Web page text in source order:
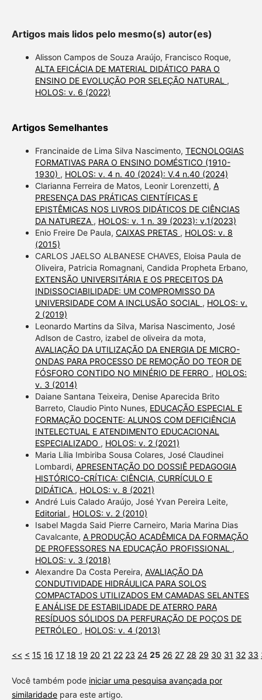
Artigos mais lidos pelo mesmo(s) autor(es)
Alisson Campos de Souza Araújo, Francisco Roque,
ALTA EFICÁCIA DE MATERIAL DIDÁTICO PARA O
ENSINO DE EVOLUÇÃO POR SELEÇÃO NATURAL ,
HOLOS: v. 6 (2022)
Artigos Semelhantes
Francinaide de Lima Silva Nascimento, TECNOLOGIAS
FORMATIVAS PARA O ENSINO DOMÉSTICO (1910-
1930) , HOLOS: v. 4 n. 40 (2024): V.4 n.40 (2024)
Clarianna Ferreira de Matos, Leonir Lorenzetti, A
PRESENÇA DAS PRÁTICAS CIENTÍFICAS E
EPISTÊMICAS NOS LIVROS DIDÁTICOS DE CIÊNCIAS
DA NATUREZA , HOLOS: v. 1 n. 39 (2023): v.1(2023)
Enio Freire De Paula, CAIXAS PRETAS , HOLOS: v. 8
(2015)
CARLOS JAELSO ALBANESE CHAVES, Eloisa Paula de
Oliveira, Patricia Romagnani, Candida Propheta Erbano,
EXTENSÃO UNIVERSITÁRIA E OS PRECEITOS DA
INDISSOCIABILIDADE: UM COMPROMISSO DA
UNIVERSIDADE COM A INCLUSÃO SOCIAL , HOLOS: v.
2 (2019)
Leonardo Martins da Silva, Marisa Nascimento, José
Adlson de Castro, izabel de oliveira da mota,
AVALIAÇÃO DA UTILIZAÇÃO DA ENERGIA DE MICRO-
ONDAS PARA PROCESSO DE REMOÇÃO DO TEOR DE
FÓSFORO CONTIDO NO MINÉRIO DE FERRO , HOLOS:
v. 3 (2014)
Daiane Santana Teixeira, Denise Aparecida Brito
Barreto, Claudio Pinto Nunes, EDUCAÇÃO ESPECIAL E
FORMAÇÃO DOCENTE: ALUNOS COM DEFICIÊNCIA
INTELECTUAL E ATENDIMENTO EDUCACIONAL
ESPECIALIZADO , HOLOS: v. 2 (2021)
Maria Lília Imbiriba Sousa Colares, José Claudinei
Lombardi, APRESENTAÇÃO DO DOSSIÊ PEDAGOGIA
HISTÓRICO-CRÍTICA: CIÊNCIA, CURRÍCULO E
DIDÁTICA , HOLOS: v. 8 (2021)
André Luis Calado Araújo, José Yvan Pereira Leite,
Editorial , HOLOS: v. 2 (2010)
Isabel Magda Said Pierre Carneiro, Maria Marina Dias
Cavalcante, A PRODUÇÃO ACADÊMICA DA FORMAÇÃO
DE PROFESSORES NA EDUCAÇÃO PROFISSIONAL ,
HOLOS: v. 3 (2018)
Alexandre Da Costa Pereira, AVALIAÇÃO DA
CONDUTIVIDADE HIDRÁULICA PARA SOLOS
COMPACTADOS UTILIZADOS EM CAMADAS SELANTES
E ANÁLISE DE ESTABILIDADE DE ATERRO PARA
RESÍDUOS SÓLIDOS DA PERFURAÇÃO DE POÇOS DE
PETRÓLEO , HOLOS: v. 4 (2013)
<< < 15 16 17 18 19 20 21 22 23 24 25 26 27 28 29 30 31 32 33
Você também pode iniciar uma pesquisa avançada por
similaridadepara este artigo.